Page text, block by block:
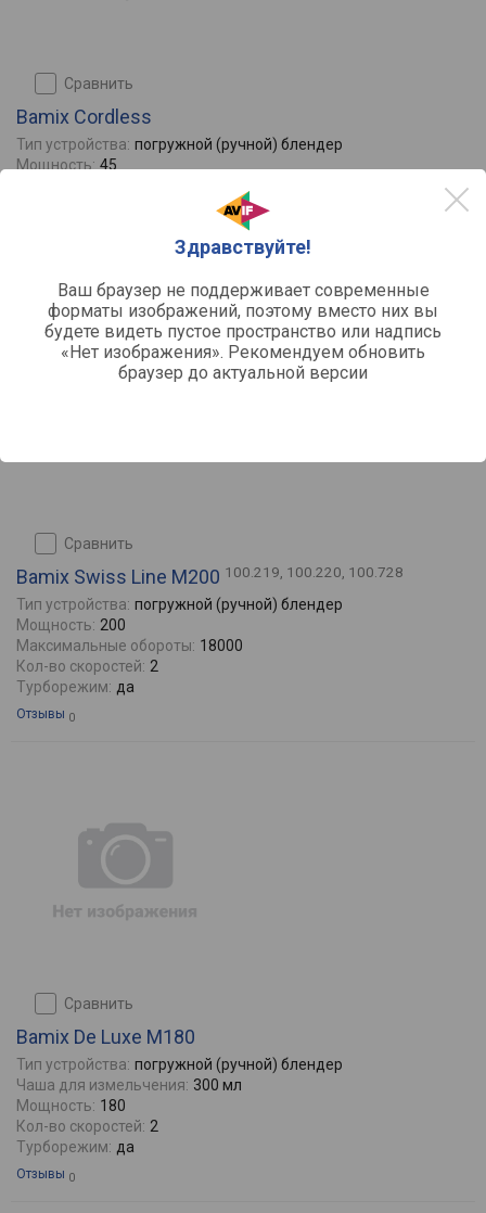
Здравствуйте!
Ваш браузер не поддерживает современные
форматы изображений, поэтому вместо них вы
будете видеть пустое пространство или надпись
«Нет изображения». Рекомендуем обновить
браузер до актуальной версии
сравнить
Bamix Cordless
Тип устройства: погружной (ручной) блендер
Мощность: 45
сравнить
Bamix Swiss Line M200 100.219, 100.220, 100.728
Тип устройства: погружной (ручной) блендер
Мощность: 200
Максимальные обороты: 18000
Кол-во скоростей: 2
Турборежим: да
Отзывы 0
сравнить
Bamix De Luxe M180
Тип устройства: погружной (ручной) блендер
Чаша для измельчения: 300 мл
Мощность: 180
Кол-во скоростей: 2
Турборежим: да
Отзывы 0